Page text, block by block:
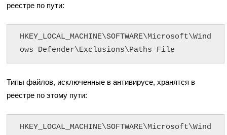
реестре по пути:
HKEY_LOCAL_MACHINE\SOFTWARE\Microsoft\Wind
ows Defender\Exclusions\Paths File
Типы файлов, исключенные в антивирусе, хранятся в
реестре по этому пути:
HKEY_LOCAL_MACHINE\SOFTWARE\Microsoft\Wind